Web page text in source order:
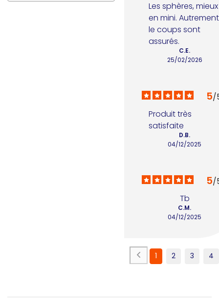
Les sphères, mieux
en mini. Autrement
le coups sont
assurés.
25/02/2026
C.E.
5/
Produit très
satisfaite
04/12/2025
D.B.
5/
Tb
04/12/2025
C.M.
1 2 3 4